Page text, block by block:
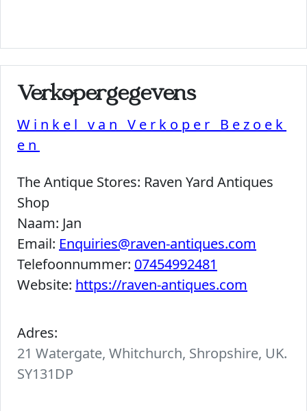
Verkopergegevens
Winkel van Verkoper Bezoek
en
The Antique Stores: Raven Yard Antiques
Shop
Naam: Jan
Email: Enquiries@raven-antiques.com
Telefoonnummer: 07454992481
Website: https://raven-antiques.com
Adres:
21 Watergate, Whitchurch, Shropshire, UK.
SY131DP